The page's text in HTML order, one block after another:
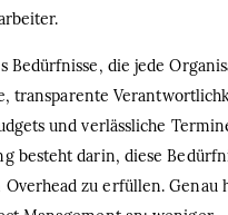
Bedürfnisse, die jede
transparente
und verlässliche
besteht darin, diese
zu erfüllen. Genau